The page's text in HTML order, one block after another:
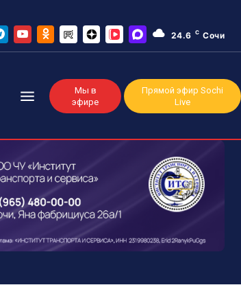
24.6 C Сочи
Мы в
эфире
Прямой эфир Sochi
Live